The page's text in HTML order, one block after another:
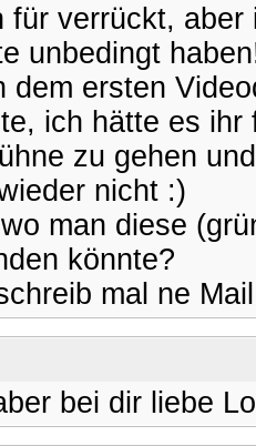
für verrückt,
unbedingt
dem ersten
ich hätte es
zu gehen
nicht :)
man diese
könnte?
mal ne
bei dir liebe